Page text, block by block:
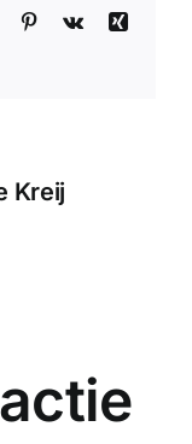
Tumblr Pinterest
Vk
Xing
Kreij